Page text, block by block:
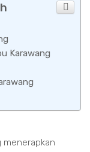
Karawang
menerapkan